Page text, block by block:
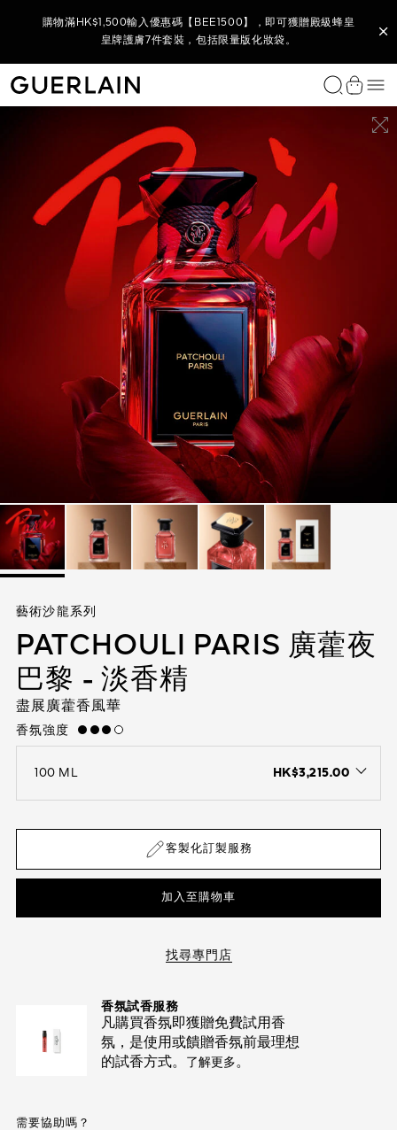
購物滿HK$3,000 即享全單 9 折*，無需輸入優惠碼。
(8月官網限定) 購物滿HK$1,800，輸入優惠碼【BEE1800】，即
可獲贈御庭蘭花全效6件套裝，包括限量版夏日購物袋。
(8月官網限定) 購物滿HK$880，輸入優惠碼【880】，即可獲贈
全方位彩妝及迷你香氛5件套裝, 包括限量版化妝袋。
於官網購買全新殿級蜂皇晚間貼膚塑顏霜​，即可獲贈殿級蜂皇青
春修復5件套裝。
購物滿HK$1,500輸入優惠碼【BEE1500】，即可獲贈殿級蜂皇
皇牌護膚7件套裝，包括限量版化妝袋。
購物滿HK$2,500輸入優惠碼【BEE2500】，即可獲贈御庭蘭花
全效6件套裝，包括限量版化妝袋。
購物滿HK$3,500 輸入優惠碼【BEE3500】，尊享全單 9 折及
御庭蘭花極緻奢華全效護膚6件套裝，包括限量版化妝袋。
購買全新 KISSKISS 親親花漾柔霧唇膏即可獲贈限量版
KISSKISS 唇膏收納掛飾及 7.5ML 迷你香氛 。
購買任何殿級蜂皇系列產品或套裝，即可獲贈殿級蜂皇再生修護
雙效精華7天裝及殿級蜂皇淨澈潔顏泡沫40ML。
購買御庭蘭花系列產品，即可獲贈全新御庭蘭花金緻煥采精華水
10ML 及限量版面部按摩儀。
購買任何花草水語香氛，即可獲贈花草水語迷你香氛體驗裝
7.5ML及金蜂飾扣。
購買任何 Parure Gold 系列產品，即可獲贈 Parure Gold 金鑽修
顏24K 煥采無瑕妝前底霜 5ML 及限量版旅行化妝袋。
Guerlain - （返回首頁）
藝術沙龍
幽夜白芷
L’ART & LA MATIÈRE 藝術沙龍
MUSC OUTREBLANC 純白麝香
淡香精
L'Art & La Matière 藝術沙龍
傾情之約
典藏精品
Les Privilèges 臻稀典藏
L'Art & La Matière 藝術沙龍
Allegoria 花草水語系列
Les Légendaires 經典香水
Mon Guerlain 我的嬌蘭
Les Colognes 調香師古龍水
La Petite Robe Noire 法式黑裙
Shalimar 一千零一夜
查看全部
L'Art & La Matière 藝術沙龍
L'Homme Idéal 完美男人
經典男士香水
Habit Rouge 紅衣騎士
Les Colognes 調香師古龍水
Absolus Allegoria 花草水語純香系列
查看全部
Scented Diffusers 香氛擴香瓶
車用擴香
Scented Candles 香氛蠟燭
預約服務
尋找香水
PARURE GOLD 金鑽修顏氣墊粉盒
可替換補充式氣墊粉盒
唇油和豐唇彩
妝前底霜
粉底及遮瑕膏
彩妝粉及胭脂
睫毛液
眉部彩妝
Rouge G 寶石唇膏
Parure Gold
MÉTÉORITES 幻彩流星系列
個人化唇膏
尋找粉底
預約服務
殿級蜂皇 ABEILLE ROYALE 殿級蜂皇
復原蜜精華
面部精華素與精粹油
面霜
眼唇護理
爽膚水與精華盈露
頭髮護理
身體護理
查看全部
Abeille Royale 殿級蜂皇
Orchidée Impériale Black 御庭蘭花黑蘭
Orchidée Impériale Gold Nobile 御庭蘭花金緻煥采
Orchidée Impériale 御庭蘭花
Orchidée Impériale Brightening 御庭蘭花亮白
抗衰老護理
提亮護理
浮腫及黑眼圈
保濕護理
GUERLAIN 護膚程序
殿級蜂皇護膚程序
御庭蘭花護膚程序
Bee Lab™
Orchidarium® 蘭庭花園
預約服務
尋找護膚產品
您的香氛美麗時刻
您的護膚美麗時刻
您的彩妝美麗時刻
限定禮品套裝
為她送上
為他送上
度身精選禮物
L'Art & La Matière 藝術沙龍系列
訂製唇膏
所有個人化訂製服務
尋找香水
尋找粉底
尋找護理療程
訂製香水
饋贈護理療程
藝術及送禮
查看
選
藝術沙龍系列
PATCHOULI PARIS 廣藿夜
巴黎 - 淡香精
盡展廣藿香風華
香氛強度 high
100 ML HK$3,215.00
open the dropdown menu to see the available colors / to choose a
客製化訂製服務
加入至購物車
找尋專門店
香氛試香服務
凡購買香氛即獲贈免費試用香
氛，是使用或饋贈香氛前最理想
的試香方式。
了解更多。
需要協助嗎？